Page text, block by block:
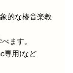
的な椿音楽教
ます。
専用)など